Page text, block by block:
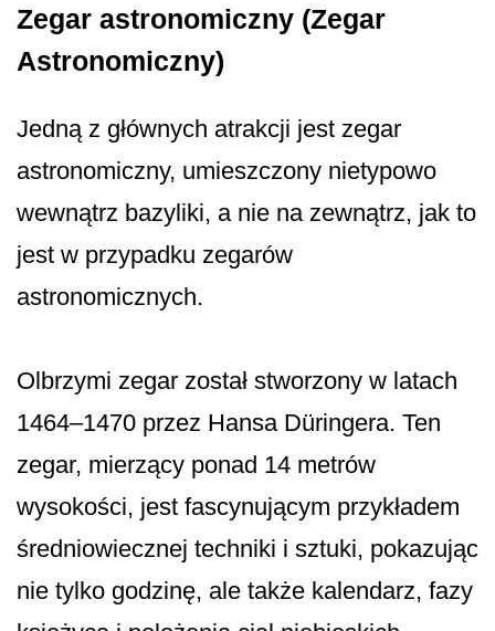
Zegar astronomiczny (Zegar
Astronomiczny)
Jedną z głównych atrakcji jest zegar
astronomiczny, umieszczony nietypowo
wewnątrz bazyliki, a nie na zewnątrz, jak to
jest w przypadku zegarów
astronomicznych.
Olbrzymi zegar został stworzony w latach
1464–1470 przez Hansa Düringera. Ten
zegar, mierzący ponad 14 metrów
wysokości, jest fascynującym przykładem
średniowiecznej techniki i sztuki, pokazując
nie tylko godzinę, ale także kalendarz, fazy